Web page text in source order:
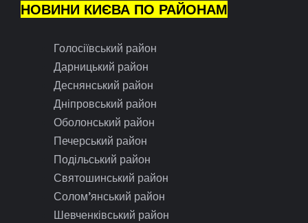
НОВИНИ КИЄВА ПО РАЙОНАМ
Голосіївський район
Дарницький район
Деснянський район
Дніпровський район
Оболонський район
Печерський район
Подільський район
Святошинський район
Солом’янський район
Шевченківський район